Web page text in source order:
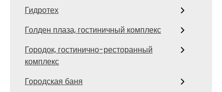
Гидротех
Голден плаза, гостиничный комплекс
Городок, гостинично-ресторанный
комплекс
Городская баня